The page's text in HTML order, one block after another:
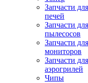
Запчасти
печей
Запчасти
пылесосов
Запчасти для
мониторов
Запчасти для
аэрогрилей
Чипы